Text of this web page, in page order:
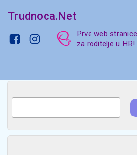
Trudnoca.Net
Prve web stranice
za roditelje u HR!